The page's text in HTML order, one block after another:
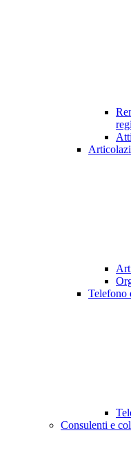
Telefono
Consulenti e